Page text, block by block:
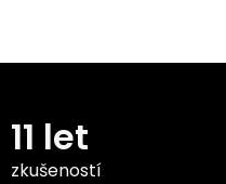
11 let
zkušeností